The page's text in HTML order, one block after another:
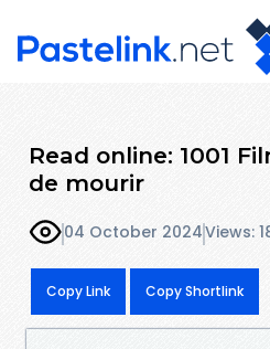
Read online: 1001
de mourir
04 October 2024Views:
Copy Link Copy Shortlink